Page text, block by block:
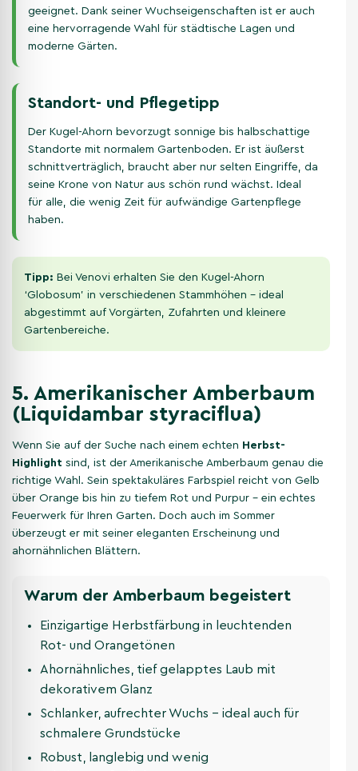
geeignet. Dank seiner Wuchseigenschaften ist er auch
eine hervorragende Wahl für städtische Lagen und
moderne Gärten.
Standort- und Pflegetipp
Der Kugel-Ahorn bevorzugt sonnige bis halbschattige
Standorte mit normalem Gartenboden. Er ist äußerst
schnittverträglich, braucht aber nur selten Eingriffe, da
seine Krone von Natur aus schön rund wächst. Ideal
für alle, die wenig Zeit für aufwändige Gartenpflege
haben.
Tipp: Bei Venovi erhalten Sie den Kugel-Ahorn
‘Globosum’ in verschiedenen Stammhöhen – ideal
abgestimmt auf Vorgärten, Zufahrten und kleinere
Gartenbereiche.
5. Amerikanischer Amberbaum
(Liquidambar styraciflua)
Wenn Sie auf der Suche nach einem echten Herbst-
Highlight sind, ist der Amerikanische Amberbaum genau die
richtige Wahl. Sein spektakuläres Farbspiel reicht von Gelb
über Orange bis hin zu tiefem Rot und Purpur – ein echtes
Feuerwerk für Ihren Garten. Doch auch im Sommer
überzeugt er mit seiner eleganten Erscheinung und
ahornähnlichen Blättern.
Warum der Amberbaum begeistert
Einzigartige Herbstfärbung in leuchtenden
Rot- und Orangetönen
Ahornähnliches, tief gelapptes Laub mit
dekorativem Glanz
Schlanker, aufrechter Wuchs – ideal auch für
schmalere Grundstücke
Robust, langlebig und wenig